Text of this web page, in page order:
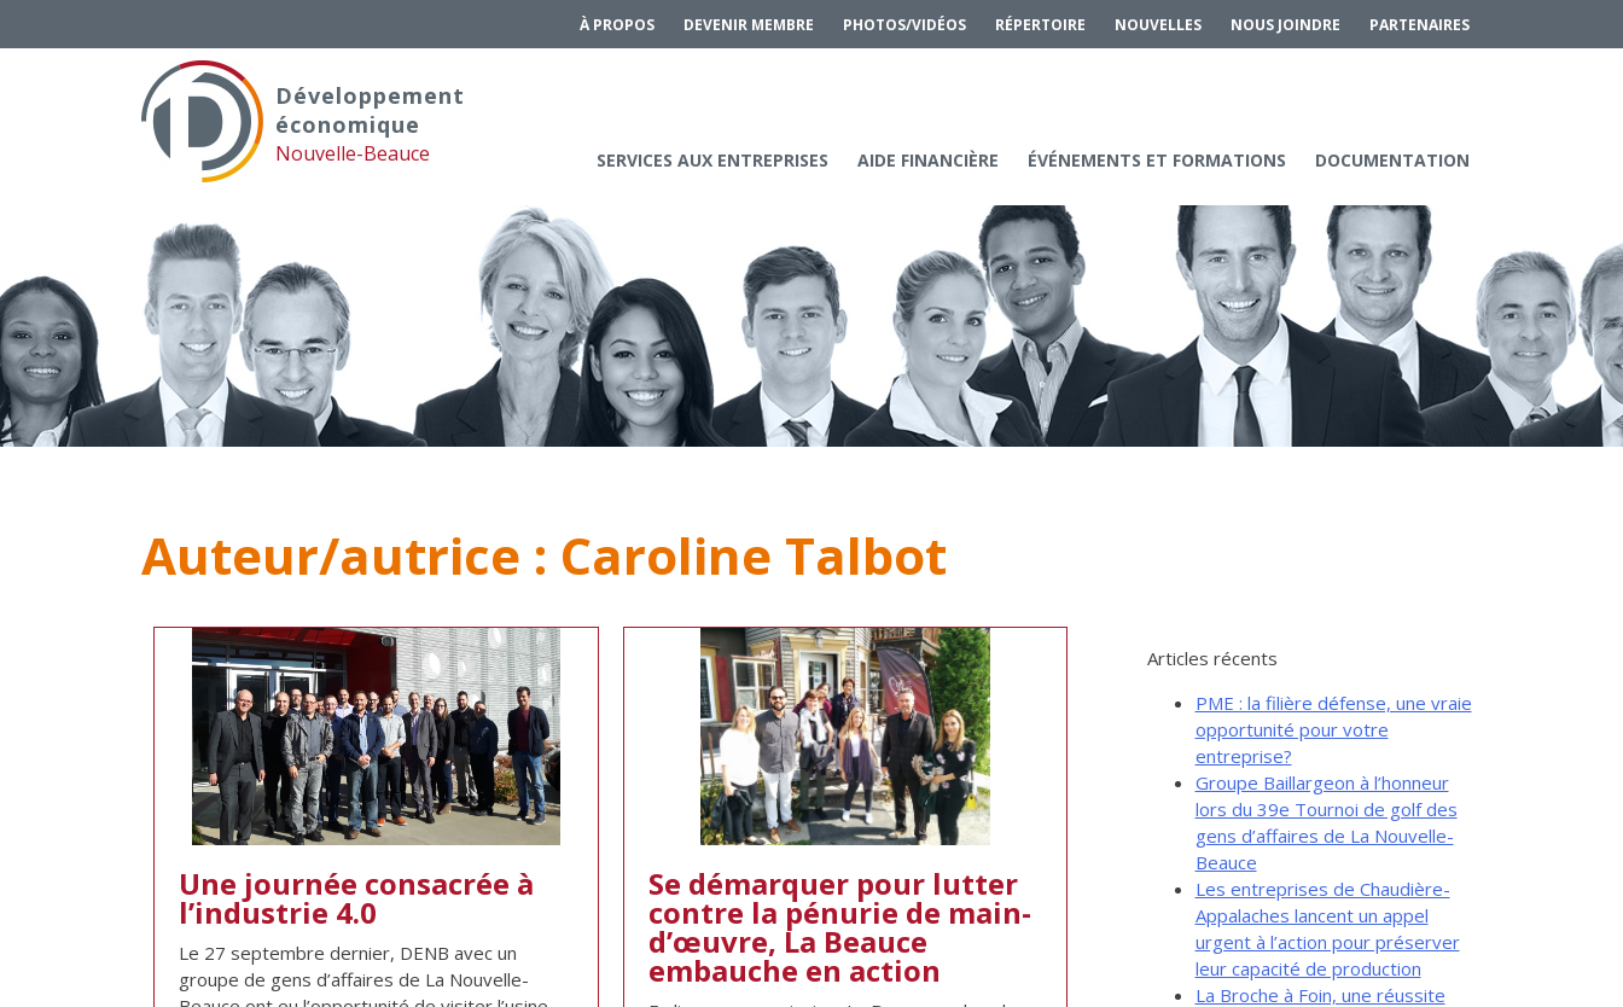
À PROPOS DEVENIR MEMBRE PHOTOS/VIDÉOS RÉPERTOIRE NOUVELLES NOUS JOINDRE PARTENAIRES
Développement
économique
Nouvelle-Beauce SERVICES AUX ENTREPRISES AIDE FINANCIÈRE ÉVÉNEMENTS ET FORMATIONS DOCUMENTATION
Auteur/autrice : Caroline Talbot
Une journée consacrée à
l’industrie 4.0
Le 27 septembre dernier, DENB avec un
groupe de gens d’affaires de La Nouvelle-
Se démarquer pour lutter
contre la pénurie de main-
d’œuvre, La Beauce
embauche en action
Articles récents
PME : la filière défense, une vraie
opportunité pour votre
entreprise?
Groupe Baillargeon à l’honneur
lors du 39e Tournoi de golf des
gens d’affaires de La Nouvelle-
Beauce
Les entreprises de Chaudière-
Appalaches lancent un appel
urgent à l’action pour préserver
leur capacité de production
La Broche à Foin, une réussite